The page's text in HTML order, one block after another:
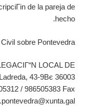
de la pareja de
hecho.
sobre Pontevedra;
LOCAL DE
43-9Вє 36003
/ 986505383 Fax